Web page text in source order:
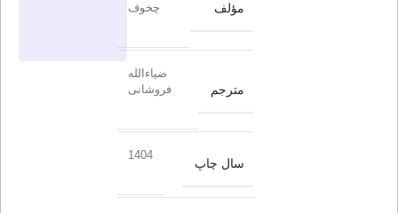
مؤلف
چخوف
مترجم
ضیاءالله
فروشانی
سال چاپ
1404